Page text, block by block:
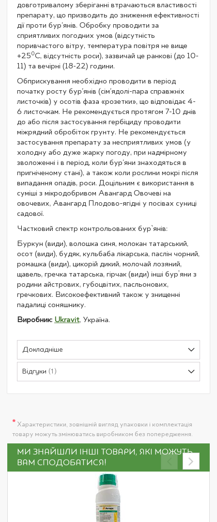
довготривалому зберіганні втрачаються властивості
препарату, що призводить до зниження ефективності
дії проти бур'янів. Обробку проводити за
сприятливих погодних умов (відсутність
поривчастого вітру, температура повітря не вище
+250С, відсутність роси), зазвичай це ранкові (до 10-
11) та вечірні (18-22) години.
Обприскування необхідно проводити в період
початку росту бур'янів (сім'ядолі-пара справжніх
листочків) у осотів фаза «розетки», що відповідає 4-
6 листочкам. Не рекомендується протягом 7-10 днів
до або після застосування гербіциду проводити
міжрядний обробіток грунту. Не рекомендується
застосування препарату за несприятливих умов (у
холодну або дуже жарку погоду, при надмірному
зволоженні і в період, коли бур'яни знаходяться в
пригніченому стані), а також коли рослини мокрі після
випадання опадів, роси. Доцільним є використання в
суміші з мікродобривом Авангард Овочеві на
овочевих, Авангард Плодово-ягідні у посівах суниці
садової.
Частковий спектр контрольованих бур`янів:
Буркун (види), волошка синя, молокан татарський,
осот (види), будяк, кульбаба лікарська, паслін чорний,
ромашка (види), цикорій дикий, молочай лозяний,
щавель, гречка татарська, гірчак (види) інші бур’яни з
родини айстрових, губоцвітих, пасльонових,
гречкових. Високоефективний також у знищенні
падалиці соняшнику.
Виробник: Ukravit, Україна.
Докладніше
Відгуки 1
* Характеристики, зовнішній вигляд упаковки і комплектація
товару можуть змінюватись виробником без попередження.
МИ ЗНАЙШЛИ ІНШІ ТОВАРИ, ЯКІ МОЖУТЬ
ВАМ СПОДОБАТИСЯ!